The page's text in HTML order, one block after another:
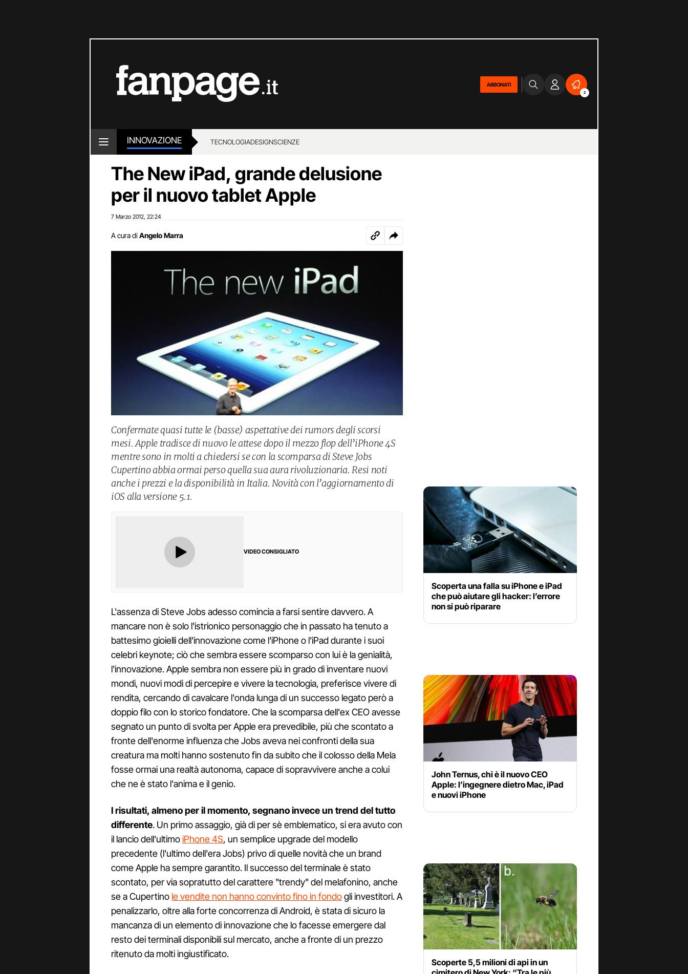
ABBONATI
2
INNOVAZIONE TECNOLOGIADESIGNSCIENZE
The New iPad, grande delusione
per il nuovo tablet Apple
7 Marzo 2012 22:24
A cura di Angelo Marra
Confermate quasi tutte le (basse) aspettative dei rumors degli scorsi
mesi. Apple tradisce di nuovo le attese dopo il mezzo flop dell’iPhone 4S
mentre sono in molti a chiedersi se con la scomparsa di Steve Jobs
Cupertino abbia ormai perso quella sua aura rivoluzionaria. Resi noti
anche i prezzi e la disponibilità in Italia. Novità con l’aggiornamento di
iOS alla versione 5.1.
VIDEO CONSIGLIATO
L'assenza di Steve Jobs adesso comincia a farsi sentire davvero. A
mancare non è solo l'istrionico personaggio che in passato ha tenuto a
battesimo gioielli dell'innovazione come l'iPhone o l'iPad durante i suoi
celebri keynote; ciò che sembra essere scomparso con lui è la genialità,
l'innovazione. Apple sembra non essere più in grado di inventare nuovi
mondi, nuovi modi di percepire e vivere la tecnologia, preferisce vivere di
rendita, cercando di cavalcare l'onda lunga di un successo legato però a
doppio filo con lo storico fondatore. Che la scomparsa dell'ex CEO avesse
segnato un punto di svolta per Apple era prevedibile, più che scontato a
fronte dell'enorme influenza che Jobs aveva nei confronti della sua
creatura ma molti hanno sostenuto fin da subito che il colosso della Mela
fosse ormai una realtà autonoma, capace di sopravvivere anche a colui
che ne è stato l'anima e il genio.
I risultati, almeno per il momento, segnano invece un trend del tutto
differente. Un primo assaggio, già di per sè emblematico, si era avuto con
il lancio dell'ultimoiPhone 4S, un semplice upgrade del modello
precedente (l'ultimo dell'era Jobs) privo di quelle novità che un brand
come Apple ha sempre garantito. Il successo del terminale è stato
scontato, per via sopratutto del carattere "trendy" del melafonino, anche
se a Cupertino le vendite non hanno convinto fino in fondogli investitori. A
penalizzarlo, oltre alla forte concorrenza di Android, è stata di sicuro la
mancanza di un elemento di innovazione che lo facesse emergere dal
resto dei terminali disponibili sul mercato, anche a fronte di un prezzo
ritenuto da molti ingiustificato.
Scoperta una falla su iPhone e iPad
che può aiutare gli hacker: l’errore
non si può riparare
John Ternus, chi è il nuovo CEO
Apple: l’ingegnere dietro Mac, iPad
e nuovi iPhone
Scoperte 5,5 milioni di api in un